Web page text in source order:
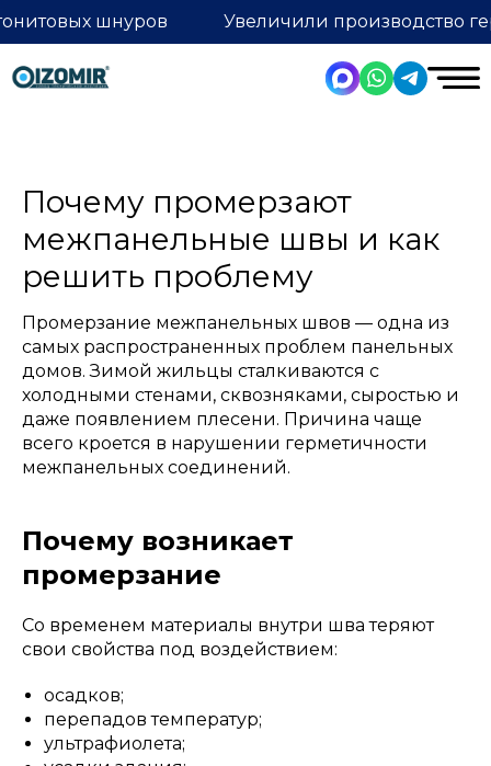
Увеличили производство
шнуров
Почему промерзают
межпанельные швы и как
решить проблему
Промерзание межпанельных швов — одна из
самых распространенных проблем панельных
домов. Зимой жильцы сталкиваются с
холодными стенами, сквозняками, сыростью и
даже появлением плесени. Причина чаще
всего кроется в нарушении герметичности
межпанельных соединений.
Почему возникает
промерзание
Со временем материалы внутри шва теряют
свои свойства под воздействием:
осадков;
перепадов температур;
ультрафиолета;